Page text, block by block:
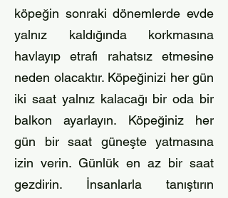
köpeğin sonraki dönemlerde evde
yalnız kaldığında korkmasına
havlayıp etrafı rahatsız etmesine
neden olacaktır. Köpeğinizi her gün
iki saat yalnız kalacağı bir oda bir
balkon ayarlayın. Köpeğiniz her
gün bir saat güneşte yatmasına
izin verin. Günlük en az bir saat
gezdirin. İnsanlarla tanıştırın